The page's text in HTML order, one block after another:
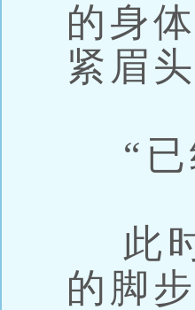
的身
紧眉
“已
此时
的脚